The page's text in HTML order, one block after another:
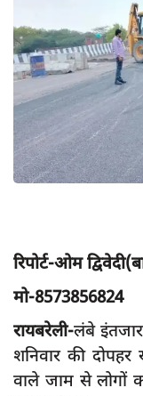
Privacy Policy
App verify
समस्या
Covid-19
अपराध
साक्षात्कार
सामाजिक
खेल
रिपोर्ट-ओम
मो-8573856824
रायबरेली-लंबे
शनिवार की
वाले जाम से लोगों